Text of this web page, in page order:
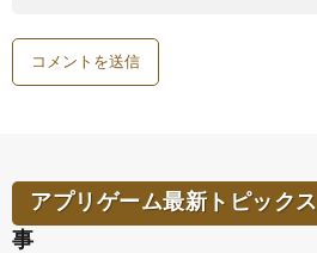
アプリゲーム最新トピックス
事